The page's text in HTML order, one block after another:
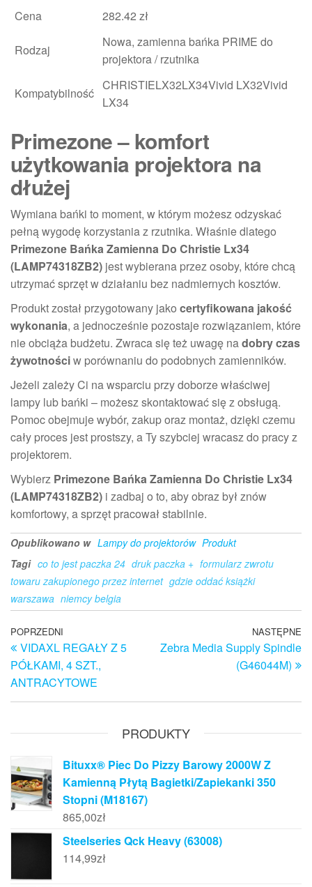
Cena 282.42 zł
Rodzaj
Nowa, zamienna bańka PRIME do
projektora / rzutnika
Kompatybilność
CHRISTIELX32LX34Vivid LX32Vivid
LX34
Primezone – komfort
użytkowania projektora na
dłużej
Wymiana bańki to moment, w którym możesz odzyskać
pełną wygodę korzystania z rzutnika. Właśnie dlatego
Primezone Bańka Zamienna Do Christie Lx34
(LAMP74318ZB2) jest wybierana przez osoby, które chcą
utrzymać sprzęt w działaniu bez nadmiernych kosztów.
Produkt został przygotowany jako certyfikowana jakość
wykonania, a jednocześnie pozostaje rozwiązaniem, które
nie obciąża budżetu. Zwraca się też uwagę nadobry czas
żywotnościw porównaniu do podobnych zamienników.
Jeżeli zależy Ci na wsparciu przy doborze właściwej
lampy lub bańki – możesz skontaktować się z obsługą.
Pomoc obejmuje wybór, zakup oraz montaż, dzięki czemu
cały proces jest prostszy, a Ty szybciej wracasz do pracy z
projektorem.
Wybierz Primezone Bańka Zamienna Do Christie Lx34
(LAMP74318ZB2) i zadbaj o to, aby obraz był znów
komfortowy, a sprzęt pracował stabilnie.
Opublikowano w Lampy do projektorów Produkt
Tagi co to jest paczka 24 druk paczka + formularz zwrotu
towaru zakupionego przez internet gdzie oddać książki
warszawa niemcy belgia
Nawigacja
wpisu
Poprzedni
wpis
POPRZEDNI
VIDAXL REGAŁY Z 5
PÓŁKAMI, 4 SZT.,
ANTRACYTOWE
NASTĘPNE
Zebra Media Supply Spindle
(G46044M)
PRODUKTY
Bituxx® Piec Do Pizzy Barowy 2000W Z
Kamienną Płytą Bagietki/Zapiekanki 350
Stopni (M18167)
865,00zł
Steelseries Qck Heavy (63008)
114,99zł